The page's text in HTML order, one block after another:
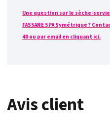
Une question sur le sèche-
FASSANE SPA Symétrique ?
40 ou par email en cliquant ici.
Avis client